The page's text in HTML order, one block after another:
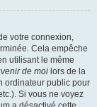
votre connexion,
Cela empêche
utilisant le même
de moi lors de la
ordinateur public pour
Si vous ne voyez